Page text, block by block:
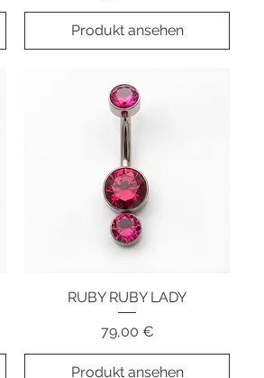
Produkt ansehen
Schnellansicht
RUBY RUBY LADY
Preis
79,00 €
Produkt ansehen